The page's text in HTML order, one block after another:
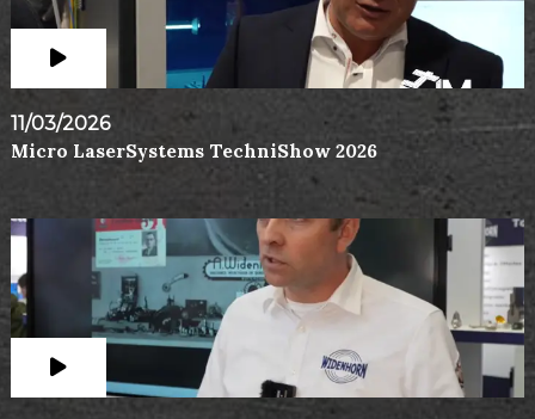
11/03/2026
Micro LaserSystems TechniShow 2026